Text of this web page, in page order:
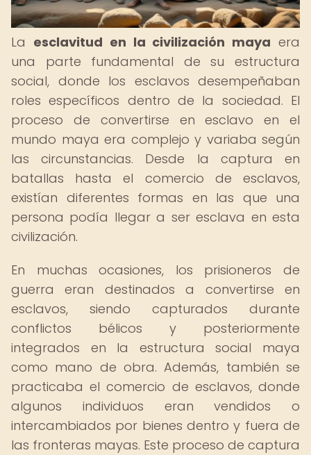
La esclavitud en la civilización maya era
una parte fundamental de su estructura
social, donde los esclavos desempeñaban
roles específicos dentro de la sociedad. El
proceso de convertirse en esclavo en el
mundo maya era complejo y variaba según
las circunstancias. Desde la captura en
batallas hasta el comercio de esclavos,
existían diferentes formas en las que una
persona podía llegar a ser esclava en esta
civilización.
En muchas ocasiones, los prisioneros de
guerra eran destinados a convertirse en
esclavos, siendo capturados durante
conflictos bélicos y posteriormente
integrados en la estructura social maya
como mano de obra. Además, también se
practicaba el comercio de esclavos, donde
algunos individuos eran vendidos o
intercambiados por bienes dentro y fuera de
las fronteras mayas. Este proceso de captura